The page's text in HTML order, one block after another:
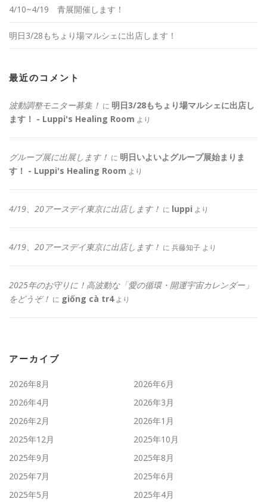
4/10~4/19 青展開催します！
明日3/28もちょり場マルシェに出店します！
最近のコメント
波動調整モニター募集！ に 明日3/28もちょり場マルシェに出店し
ます！ - Luppi's Healing Room より
グループ展に出展します！ に 明日いよいよグループ展始まりま
す！ - Luppi's Healing Room より
4/19、20アースデイ東京に出店します！ に luppi より
4/19、20アースデイ東京に出店します！ に 兵藤知子 より
2025年のお守りに！高波動な「愛の循環・開運宇宙カレンダー」
をどうぞ！ に giống cà tr4より
アーカイブ
2026年8月
2026年6月
2026年4月
2026年3月
2026年2月
2026年1月
2025年12月
2025年10月
2025年9月
2025年8月
2025年7月
2025年6月
2025年5月
2025年4月